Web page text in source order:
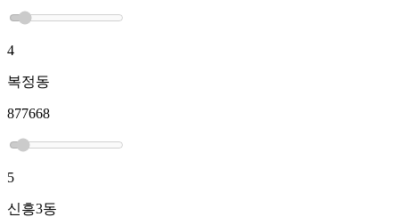
4
복정동
877668
5
신흥3동